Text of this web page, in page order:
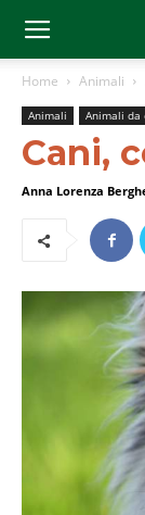
Home Animali
Animali Animali da
Cani,
Anna Lorenza